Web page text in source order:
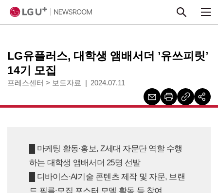
LG유플러스, 대학생 앰배서더 ’유쓰피릿’
14기 모집
프레스센터 > 보도자료 2024.07.11
█ 마케팅 활동∙홍보, Z세대 자문단 역할 수행
하는 대학생 앰배서더 25명 선발
█ 디바이스∙AI기술 콘텐츠 제작 및 자문, 브랜
드 필름∙모집 포스터 모델 활동 등 참여